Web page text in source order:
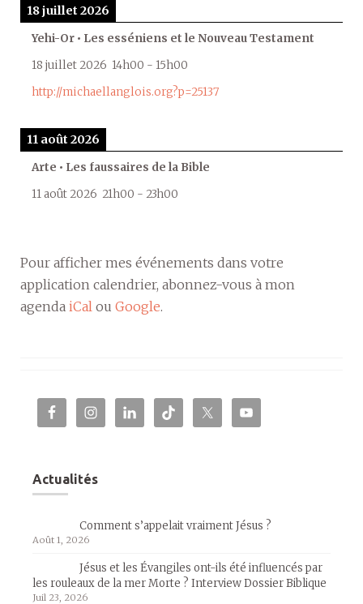
18 juillet 2026
Yehi-Or • Les esséniens et le Nouveau Testament
18 juillet 2026 14h00 - 15h00
http://michaellanglois.org?p=25137
11 août 2026
Arte • Les faussaires de la Bible
11 août 2026 21h00 - 23h00
Pour afficher mes événements dans votre
application calendrier, abonnez-vous à mon
agenda iCal ou Google.
Actualités
Comment s’appelait vraiment Jésus ?
Août 1, 2026
Jésus et les Évangiles ont-ils été influencés par
les rouleaux de la mer Morte ? Interview Dossier Biblique
Juil 23, 2026